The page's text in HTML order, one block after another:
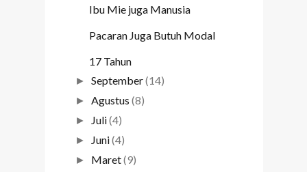
Ibu Mie juga Manusia
Pacaran Juga Butuh Modal
17 Tahun
►September(14)
►Agustus (8)
► Juli(4)
► Juni(4)
► Maret(9)